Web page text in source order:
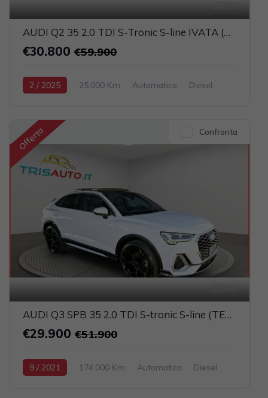
AUDI Q2 35 2.0 TDI S-Tronic S-line IVATA (MATRIX+PELLE+NAVI)
€30.800 €59.900
2 / 2025 25.000 Km Automatico
Diesel
Offerta Confronta
AUDI Q3 SPB 35 2.0 TDI S-tronic S-line (TETTO PANORAMICO APRIBILE)
€29.900 €51.900
9 / 2021 174.000 Km Automatico
Diesel